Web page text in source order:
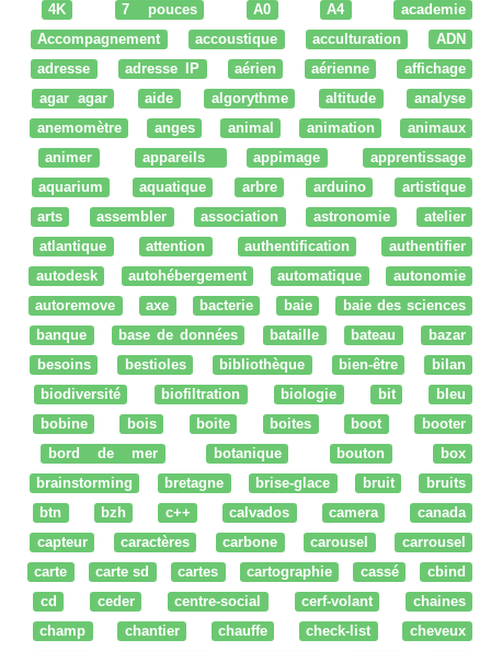
4K
7 pouces A0 A4
academie
Accompagnement
accoustique acculturation
ADN
adresse
adresse IP aérien aérienne
affichage
agar agar
aide algorythme altitude
analyse
anemomètre
anges animal animation
animaux
animer
appareils appimage
apprentissage
aquarium
aquatique arbre arduino
artistique
arts
assembler association astronomie
atelier
atlantique
attention authentification
authentifier
autodesk
autohébergement automatique
autonomie
autoremove
axe bacterie baie
baie des sciences
banque
base de données bataille bateau
bazar
besoins
bestioles bibliothèque bien-être
bilan
biodiversité
biofiltration biologie bit
bleu
bobine
bois boite boites boot
booter
bord de mer
botanique bouton
box
brainstorming
bretagne brise-glace bruit
bruits
btn
bzh c++ calvados camera
canada
capteur
caractères carbone carousel
carrousel
carte
carte sd cartes cartographie cassé
cbind
cd
ceder centre-social cerf-volant
chaines
champ
chantier chauffe check-list
cheveux